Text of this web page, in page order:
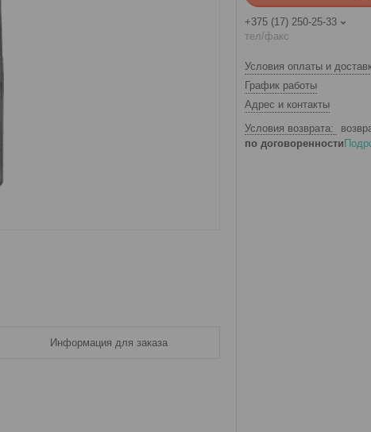
Информация для заказа
+375 (17) 250-25-33
тел/факс
Условия оплаты и
График работы
Адрес и контакты
по договоренности